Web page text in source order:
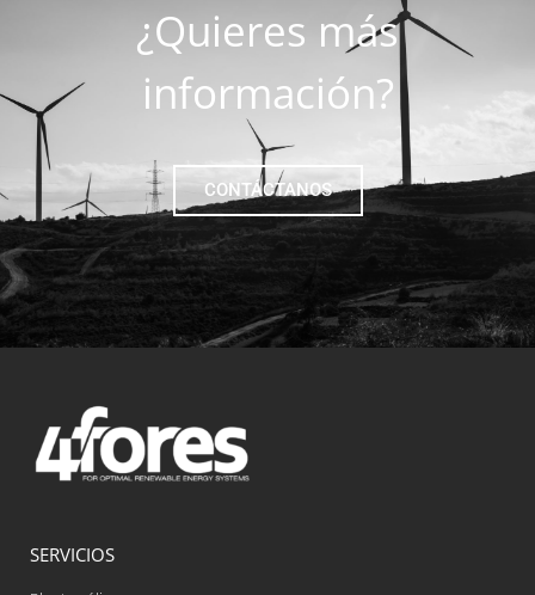
¿Quieres más
información?
CONTÁCTANOS
SERVICIOS